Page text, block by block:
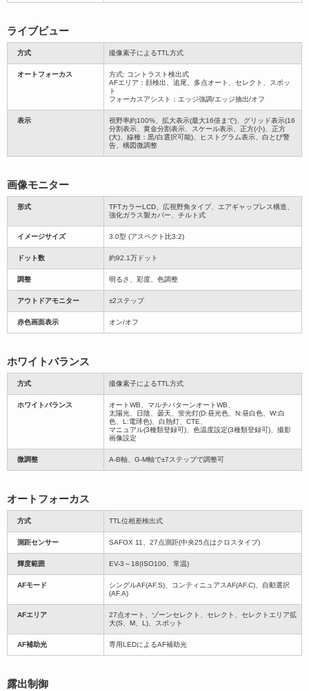
ライブビュー
方式 撮像素子によるTTL方式
オートフォーカス
方式: コントラスト検出式
AFエリア：顔検出、追尾、多点オート、セレクト、スポッ
ト
フォーカスアシスト：エッジ強調/エッジ抽出/オフ
表示
視野率約100%、拡大表示(最大16倍まで)、グリッド表示(16
分割表示、黄金分割表示、スケール表示、正方(小)、正方
(大)、線種：黒/白選択可能)、ヒストグラム表示、白とび警
告、構図微調整
画像モニター
形式
TFTカラーLCD、広視野角タイプ、エアギャップレス構造、
強化ガラス製カバー、チルト式
イメージサイズ 3.0型 (アスペクト比3:2)
ドット数 約92.1万ドット
調整 明るさ、彩度、色調整
アウトドアモニター ±2ステップ
赤色画面表示 オン/オフ
ホワイトバランス
方式 撮像素子によるTTL方式
ホワイトバランス
オートWB、マルチパターンオートWB、
太陽光、日陰、曇天、蛍光灯(D:昼光色、N:昼白色、W:白
色、L:電球色)、白熱灯、CTE、
マニュアル(3種類登録可)、色温度設定(3種類登録可)、撮影
画像設定
微調整 A-B軸、G-M軸で±7ステップで調整可
オートフォーカス
方式 TTL位相差検出式
測距センサー SAFOX 11、27点測距(中央25点はクロスタイプ)
輝度範囲 EV-3～18(ISO100、常温)
AFモード
シングルAF(AF.S)、コンティニュアスAF(AF.C)、自動選択
(AF.A)
AFエリア
27点オート、ゾーンセレクト、セレクト、セレクトエリア拡
大(S、M、L)、スポット
AF補助光 専用LEDによるAF補助光
露出制御